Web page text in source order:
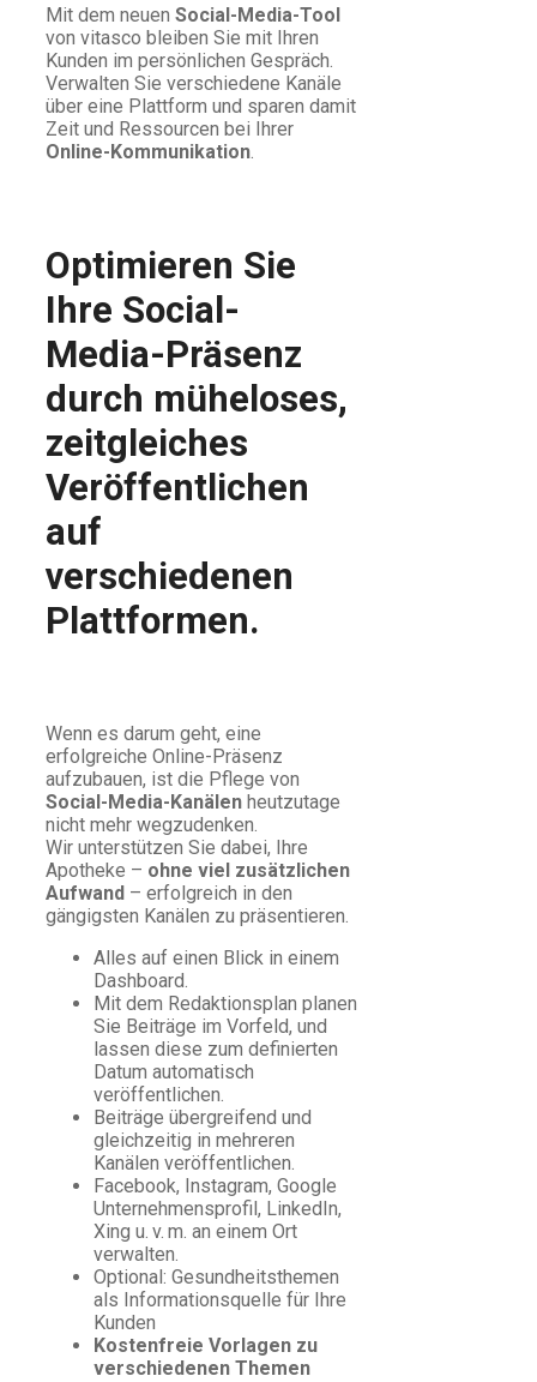
Mit dem neuen Social-Media-Tool
von vitasco bleiben Sie mit Ihren
Kunden im persönlichen Gespräch.
Verwalten Sie verschiedene Kanäle
über eine Plattform und sparen damit
Zeit und Ressourcen bei Ihrer
Online-Kommunikation.
Optimieren Sie
Ihre Social-
Media-Präsenz
durch müheloses,
zeitgleiches
Veröffentlichen
auf
verschiedenen
Plattformen.
Wenn es darum geht, eine
erfolgreiche Online-Präsenz
aufzubauen, ist die Pflege von
Social-Media-Kanälen heutzutage
nicht mehr wegzudenken.
Wir unterstützen Sie dabei, Ihre
Apotheke – ohne viel zusätzlichen
Aufwand – erfolgreich in den
gängigsten Kanälen zu präsentieren.
Alles auf einen Blick in einem
Dashboard.
Mit dem Redaktionsplan planen
Sie Beiträge im Vorfeld, und
lassen diese zum definierten
Datum automatisch
veröffentlichen.
Beiträge übergreifend und
gleichzeitig in mehreren
Kanälen veröffentlichen.
Facebook, Instagram, Google
Unternehmensprofil, LinkedIn,
Xing u. v. m. an einem Ort
verwalten.
Optional: Gesundheitsthemen
als Informationsquelle für Ihre
Kunden
Kostenfreie Vorlagen zu
verschiedenen Themen